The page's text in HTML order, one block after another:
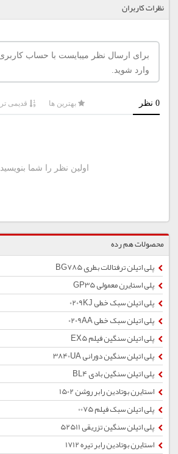
نظرات کاربران
محصولات هم رده
پلی اتیلن ترفتالات بطری BG785
پلی استایرن معمولی GP35
پلی اتیلن سبک خطی 0209KJ
پلی اتیلن سبک خطی 0209AA
پلی اتیلن سنگین فیلم EX5
پلی اتیلن سنگین دورانی 3840UA
پلی اتیلن سنگین بادی BL4
استایرن بوتادین رابر روشن 1502
پلی اتیلن سبک فیلم 0075
پلی اتیلن سنگین تزریقی 52511
استایرن بوتادین رابر تیره 1712